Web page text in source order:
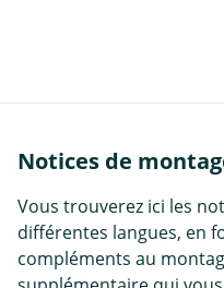
Notices de
Vous trouverez ici les
différentes langues, en
compléments au